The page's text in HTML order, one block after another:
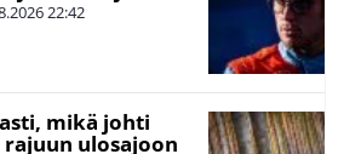
22:42
mikä johti
rajuun ulosajoon